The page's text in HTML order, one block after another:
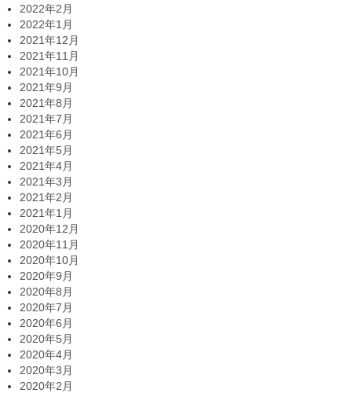
2022年2月
2022年1月
2021年12月
2021年11月
2021年10月
2021年9月
2021年8月
2021年7月
2021年6月
2021年5月
2021年4月
2021年3月
2021年2月
2021年1月
2020年12月
2020年11月
2020年10月
2020年9月
2020年8月
2020年7月
2020年6月
2020年5月
2020年4月
2020年3月
2020年2月